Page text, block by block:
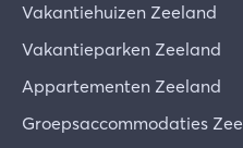
Vakantiehuizen Zeeland
Vakantieparken Zeeland
Appartementen Zeeland
Groepsaccommodaties